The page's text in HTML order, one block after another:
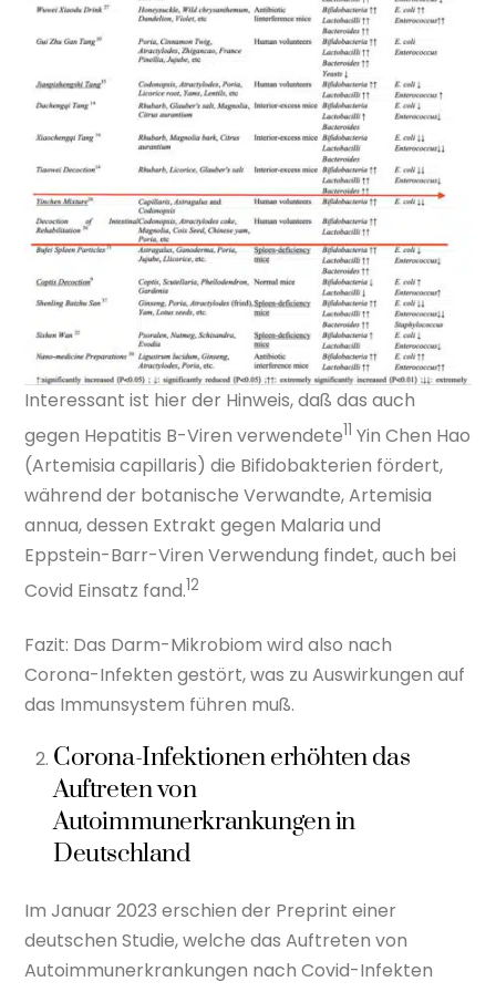
Interessant ist hier der Hinweis, daß das auch
gegen Hepatitis B-Viren verwendete11 Yin Chen Hao
(Artemisia capillaris) die Bifidobakterien fördert,
während der botanische Verwandte, Artemisia
annua, dessen Extrakt gegen Malaria und
Eppstein-Barr-Viren Verwendung findet, auch bei
Covid Einsatz fand.12
Fazit: Das Darm-Mikrobiom wird also nach
Corona-Infekten gestört, was zu Auswirkungen auf
das Immunsystem führen muß.
Corona-Infektionen erhöhten das
Auftreten von
Autoimmunerkrankungen in
Deutschland
Im Januar 2023 erschien der Preprint einer
deutschen Studie, welche das Auftreten von
Autoimmunerkrankungen nach Covid-Infekten